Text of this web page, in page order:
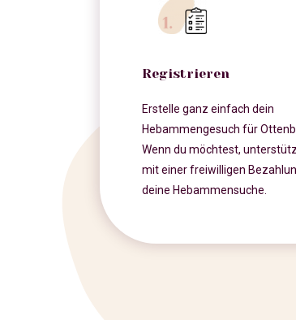
Registrieren
Erstelle ganz einfach dein
Hebammengesuch für
Wenn du möchtest,
mit einer freiwilligen
deine Hebammensuche.